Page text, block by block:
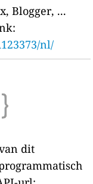
Blogger, ...
nl/
dit